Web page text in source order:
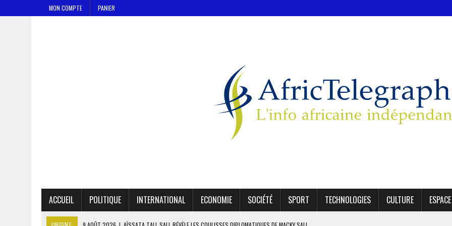
MON COMPTE PANIER
ACCUEIL POLITIQUE INTERNATIONAL ECONOMIE SOCIÉTÉ SPORT TECHNOLOGIES CULTURE